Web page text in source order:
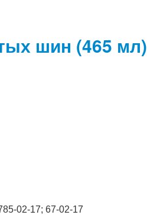
02-17; 67-02-17
шин (465 мл)